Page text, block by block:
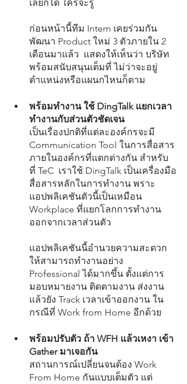
ก่อนหน้านี้ทีม Intern เคยร่วมกัน
พัฒนา Product ใหม่ 3 ตัวภายใน 2
เดือนมาแล้ว  แสดงให้เห็นว่า บริษัท
พร้อมสนับสนุนเต็มที่ ไม่ว่าจะอยู่
ตำแหน่งหรือแผนกไหนก็ตาม
พร้อมทำงาน ใช้ DingTalk แยกเวลา
ทำงานกับส่วนตัวชัดเจน
เป็นเรื่องปกติที่แต่ละองค์กรจะมี
Communication Tool ในการสื่อสาร
ภายในองค์กรที่แตกต่างกัน สำหรับ
ที่ TeC  เราใช้ DingTalk เป็นเครื่องมือ
สื่อสารหลักในการทำงาน พราะ
แอปพลิเคชันตัวนี้เป็นเหมือน
Workplace ที่แยกโลกการทำงาน
ออกจากเวลาส่วนตัว
แอปพลิเคชันนี้อำนวยความสะดวก
ให้สามารถทำงานอย่าง
Professional ได้มากขึ้น ตั้งแต่การ
มอบหมายงาน ติดตามงาน ส่งงาน
แล้วยัง Track เวลาเข้าออกงาน ใน
กรณีที่ Work from Home อีกด้วย
พร้อมปรับตัว ถ้า WFH แล้วเหงา เข้า
Gather มาเจอกัน
สถานการณ์เปลี่ยนจนต้อง Work
From Home กันแบบเต็มตัว แต่